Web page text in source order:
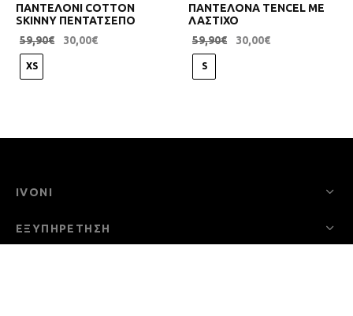
ΠΑΝΤΕΛΟΝΙ COTTON
SKINNY ΠΕΝΤΑΤΣΕΠΟ
59,90€ 30,00€
XS
ΠΑΝΤΕΛΟΝΑ TENCEL ΜΕ
ΛΑΣΤΙΧΟ
59,90€ 30,00€
S
IVONI
ΕΞΥΠΗΡΕΤΗΣΗ